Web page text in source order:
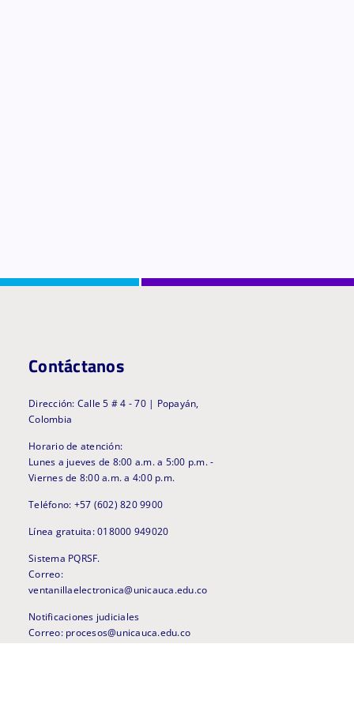
Contáctanos
Dirección: Calle 5 # 4 - 70 | Popayán,
Colombia
Horario de atención:
Lunes a jueves de 8:00 a.m. a 5:00 p.m. -
Viernes de 8:00 a.m. a 4:00 p.m.
Teléfono: +57 (602) 820 9900
Línea gratuita: 018000 949020
Sistema PQRSF.
Correo:
ventanillaelectronica@unicauca.edu.co
Notificaciones judiciales
Correo: procesos@unicauca.edu.co